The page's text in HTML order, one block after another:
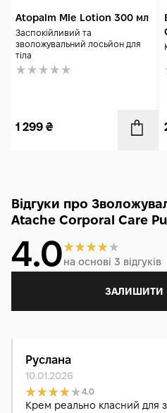
Atopalm Mle Lotion 300 мл
Заспокійливий та
зволожувальний лосьйон для
тіла
1 299 ₴
Відгуки про
Atache Corporal Care
4.0на основі 3 відгуків
ЗАЛИШИТИ
Руслана
10.01.2026
4.0
Крем реально класний для